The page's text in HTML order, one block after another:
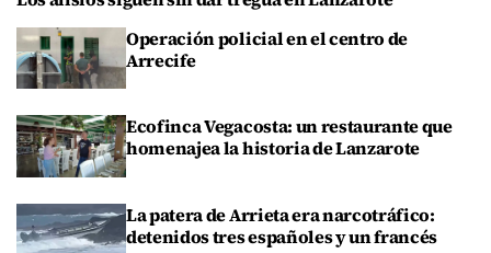
Operación policial en el centro de
Arrecife
Ecofinca Vegacosta: un restaurante que
homenajea la historia de Lanzarote
La patera de Arrieta era narcotráfico:
detenidos tres españoles y un francés